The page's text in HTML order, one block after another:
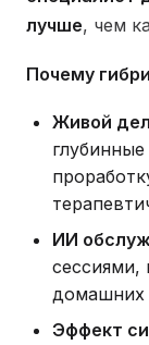
лучше, чем
Почему
Живой
ИИ
сессиями,
домашних
Эффект